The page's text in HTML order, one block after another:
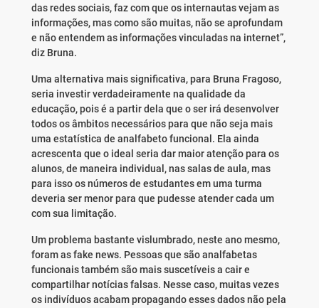
das redes sociais, faz com que os internautas vejam as
informações, mas como são muitas, não se aprofundam
e não entendem as informações vinculadas na internet”,
diz Bruna.
Uma alternativa mais significativa, para Bruna Fragoso,
seria investir verdadeiramente na qualidade da
educação, pois é a partir dela que o ser irá desenvolver
todos os âmbitos necessários para que não seja mais
uma estatística de analfabeto funcional. Ela ainda
acrescenta que o ideal seria dar maior atenção para os
alunos, de maneira individual, nas salas de aula, mas
para isso os números de estudantes em uma turma
deveria ser menor para que pudesse atender cada um
com sua limitação.
Um problema bastante vislumbrado, neste ano mesmo,
foram as fake news. Pessoas que são analfabetas
funcionais também são mais suscetíveis a cair e
compartilhar notícias falsas. Nesse caso, muitas vezes
os indivíduos acabam propagando esses dados não pela